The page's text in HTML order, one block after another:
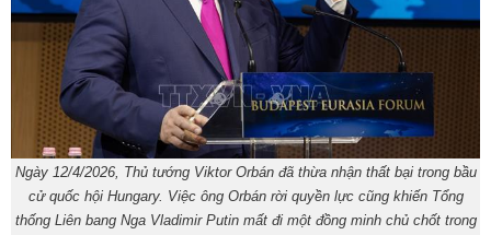
Ngày 12/4/2026, Thủ tướng Viktor Orbán đã thừa nhận thất bại trong bầu
cử quốc hội Hungary. Việc ông Orbán rời quyền lực cũng khiến Tổng
thống Liên bang Nga Vladimir Putin mất đi một đồng minh chủ chốt trong